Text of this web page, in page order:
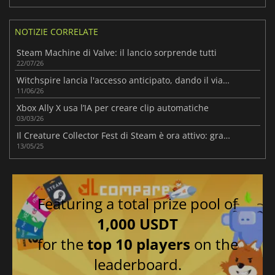
NOTIZIE CORRELATE
Steam Machine di Valve: il lancio sorprende tutti
22/07/26
Witchspire lancia l'accesso anticipato, dando il via a un viaggio di sopravvivenza
11/06/26
Xbox Ally X usa l’IA per creare clip automatiche
03/03/26
Il Creature Collector Fest di Steam è ora attivo: grandi offerte!
13/05/25
Featuring a total prize pool of
1,000 USDT
for thetop 10 players on the
leaderboard.